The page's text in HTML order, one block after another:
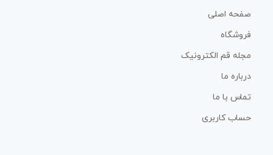
صفحه اصلی
فروشگاه
مجله قم الکترونیک
درباره ما
تماس با ما
حساب کاربری